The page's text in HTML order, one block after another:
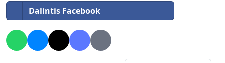
Dalintis Facebook